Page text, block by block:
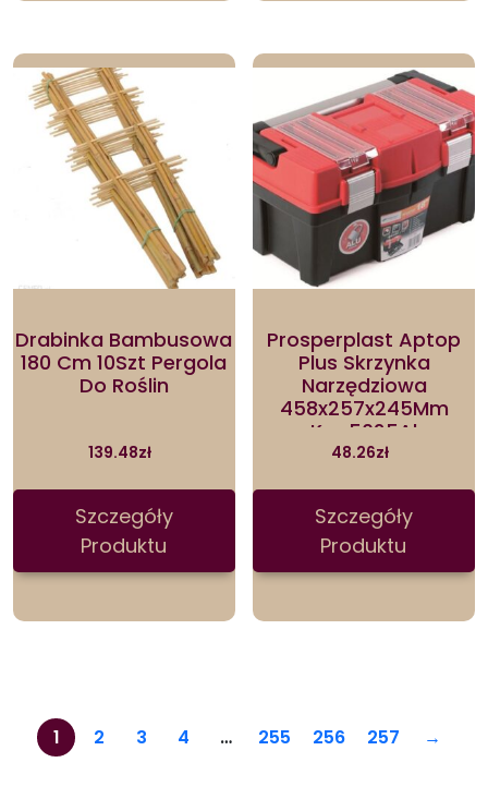
Drabinka Bambusowa
180 Cm 10Szt Pergola
Do Roślin
139.48zł
Szczegóły
Produktu
Prosperplast Aptop
Plus Skrzynka
Narzędziowa
458x257x245Mm
Kap5025Al
48.26zł
Szczegóły
Produktu
1 2 3 4 … 255 256 257 →